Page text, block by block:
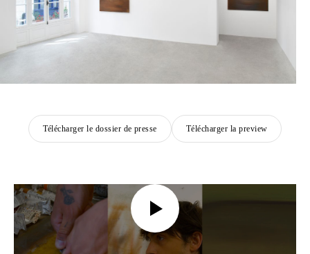
Télécharger le dossier de presse Télécharger la preview